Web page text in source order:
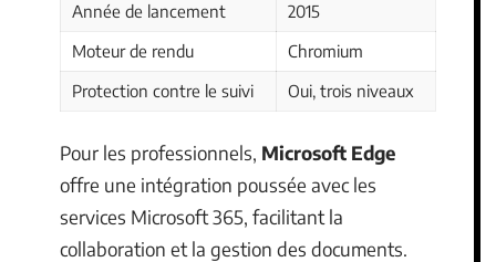
Année de lancement
2015
Moteur de rendu
Chromium
Protection contre le suivi
Oui, trois niveaux
Pour les professionnels, Microsoft Edge
offre une intégration poussée avec les
services Microsoft 365, facilitant la
collaboration et la gestion des documents.